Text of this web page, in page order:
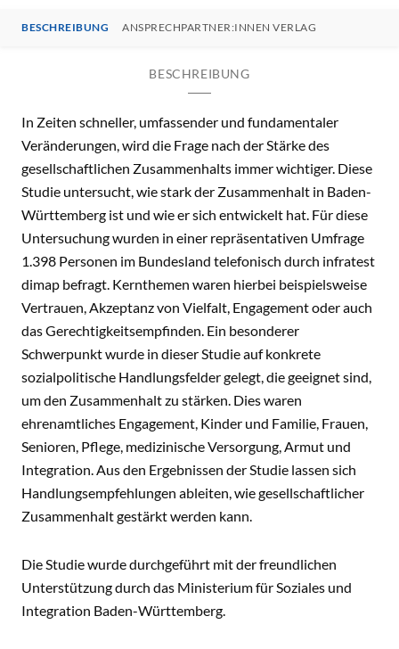
BESCHREIBUNG ANSPRECHPARTNER:INNEN VERLAG
BESCHREIBUNG
In Zeiten schneller, umfassender und fundamentaler
Veränderungen, wird die Frage nach der Stärke des
gesellschaftlichen Zusammenhalts immer wichtiger. Diese
Studie untersucht, wie stark der Zusammenhalt in Baden-
Württemberg ist und wie er sich entwickelt hat. Für diese
Untersuchung wurden in einer repräsentativen Umfrage
1.398 Personen im Bundesland telefonisch durch infratest
dimap befragt. Kernthemen waren hierbei beispielsweise
Vertrauen, Akzeptanz von Vielfalt, Engagement oder auch
das Gerechtigkeitsempfinden. Ein besonderer
Schwerpunkt wurde in dieser Studie auf konkrete
sozialpolitische Handlungsfelder gelegt, die geeignet sind,
um den Zusammenhalt zu stärken. Dies waren
ehrenamtliches Engagement, Kinder und Familie, Frauen,
Senioren, Pflege, medizinische Versorgung, Armut und
Integration. Aus den Ergebnissen der Studie lassen sich
Handlungsempfehlungen ableiten, wie gesellschaftlicher
Zusammenhalt gestärkt werden kann.
Die Studie wurde durchgeführt mit der freundlichen
Unterstützung durch das Ministerium für Soziales und
Integration Baden-Württemberg.